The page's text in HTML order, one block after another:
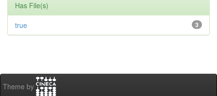
Has File(s)
3
true
Theme by